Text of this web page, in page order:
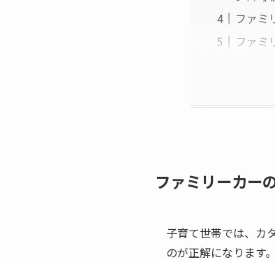
ファミ
ファミ
ファミリーカー
子育て世帯では、カ
のが正解になります。